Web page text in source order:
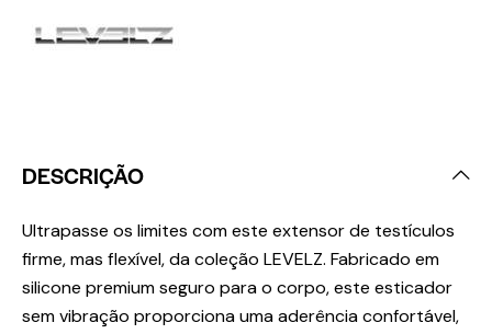
DESCRIÇÃO
Ultrapasse os limites com este extensor de testículos
firme, mas flexível, da coleção LEVELZ. Fabricado em
silicone premium seguro para o corpo, este esticador
sem vibração proporciona uma aderência confortável,